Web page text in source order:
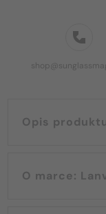
Opis produktu
O marce: